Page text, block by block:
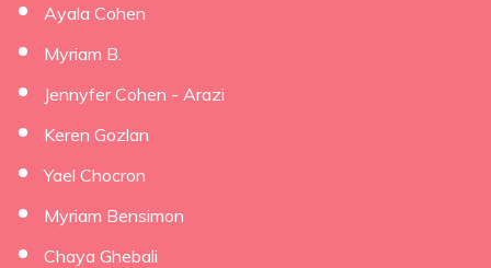
Ayala Cohen
Myriam B.
Jennyfer Cohen - Arazi
Keren Gozlan
Yael Chocron
Myriam Bensimon
Chaya Ghebali